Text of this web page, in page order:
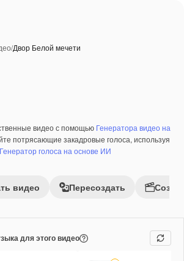
/Двор Белой мечети
видео с помощью Генератора видео на
потрясающие закадровые голоса, используя
Генератор голоса на основе ИИ
видео Пересоздать
для этого видео